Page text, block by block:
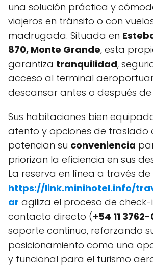
una solución práctica y
viajeros en tránsito o con
madrugada. Situada en
870, Monte Grande, esta
garantiza tranquilidad,
acceso al terminal
descansar antes o después de
Sus habitaciones bien
atento y opciones de traslado
potencian su conveniencia
priorizan la eficiencia en sus
La reserva en línea a través de
https://link.minihotel.info/
ar agiliza el proceso de check-
contacto directo (+54 11
soporte continuo, reforzando
posicionamiento como una
y funcional para el turismo